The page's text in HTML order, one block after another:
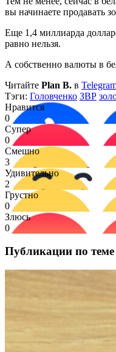
вы начинаете продавать
Еще 1,4 миллиарда
равно нельзя.
А собственно валюты в
Читайте Plan B. в
Тэги: Головченко ЗВР
Нравится
0
Супер
0
Смешно
3
Удивительно
2
Грустно
0
Злюсь
0
Публикации по теме